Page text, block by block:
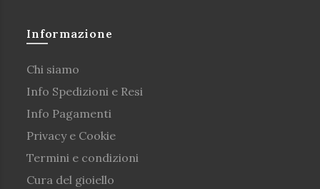
Informazione
Chi siamo
Info Spedizioni e Resi
Info Pagamenti
Privacy e Cookie
Termini e condizioni
Cura del gioiello